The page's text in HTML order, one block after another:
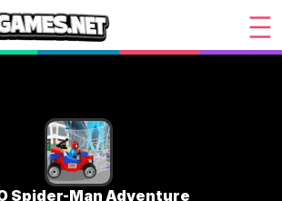
Spider-Man Adventure